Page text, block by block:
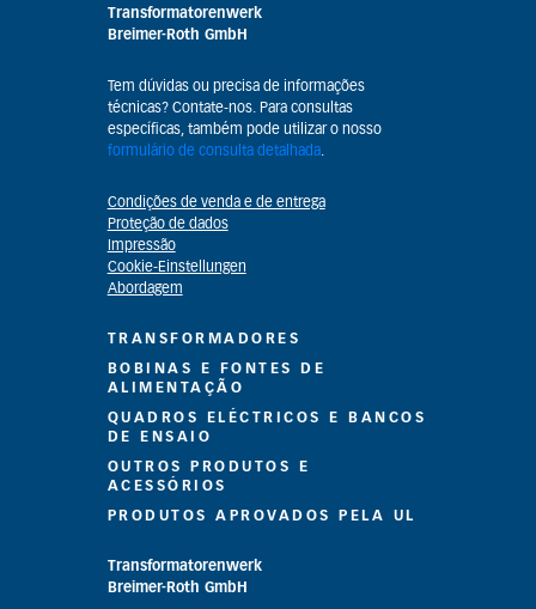
Transformatorenwerk
Breimer-Roth GmbH
Tem dúvidas ou precisa de informações
técnicas? Contate-nos. Para consultas
específicas, também pode utilizar o nosso
formulário de consulta detalhada.
Condições de venda e de entrega
Proteção de dados
Impressão
Cookie-Einstellungen
Abordagem
TRANSFORMADORES
BOBINAS E FONTES DE
ALIMENTAÇÃO
QUADROS ELÉCTRICOS E BANCOS
DE ENSAIO
OUTROS PRODUTOS E
ACESSÓRIOS
PRODUTOS APROVADOS PELA UL
Transformatorenwerk
Breimer-Roth GmbH